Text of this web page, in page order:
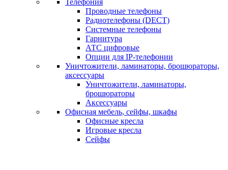
Телефония
Проводные телефоны
Радиотелефоны (DECT)
Системные телефоны
Гарнитура
АТС цифровые
Опции для IP-телефонии
Уничтожители, ламинаторы, брошюраторы,
аксессуары
Уничтожители, ламинаторы,
брошюраторы
Аксессуары
Офисная мебель, сейфы, шкафы
Офисные кресла
Игровые кресла
Сейфы